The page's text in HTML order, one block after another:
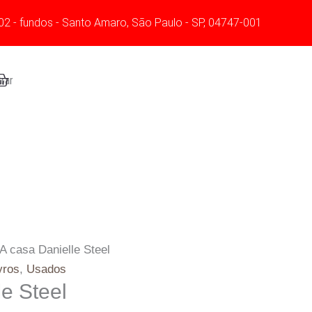
- fundos - Santo Amaro, São Paulo - SP, 04747-001
casa Danielle Steel
, Usados
Steel